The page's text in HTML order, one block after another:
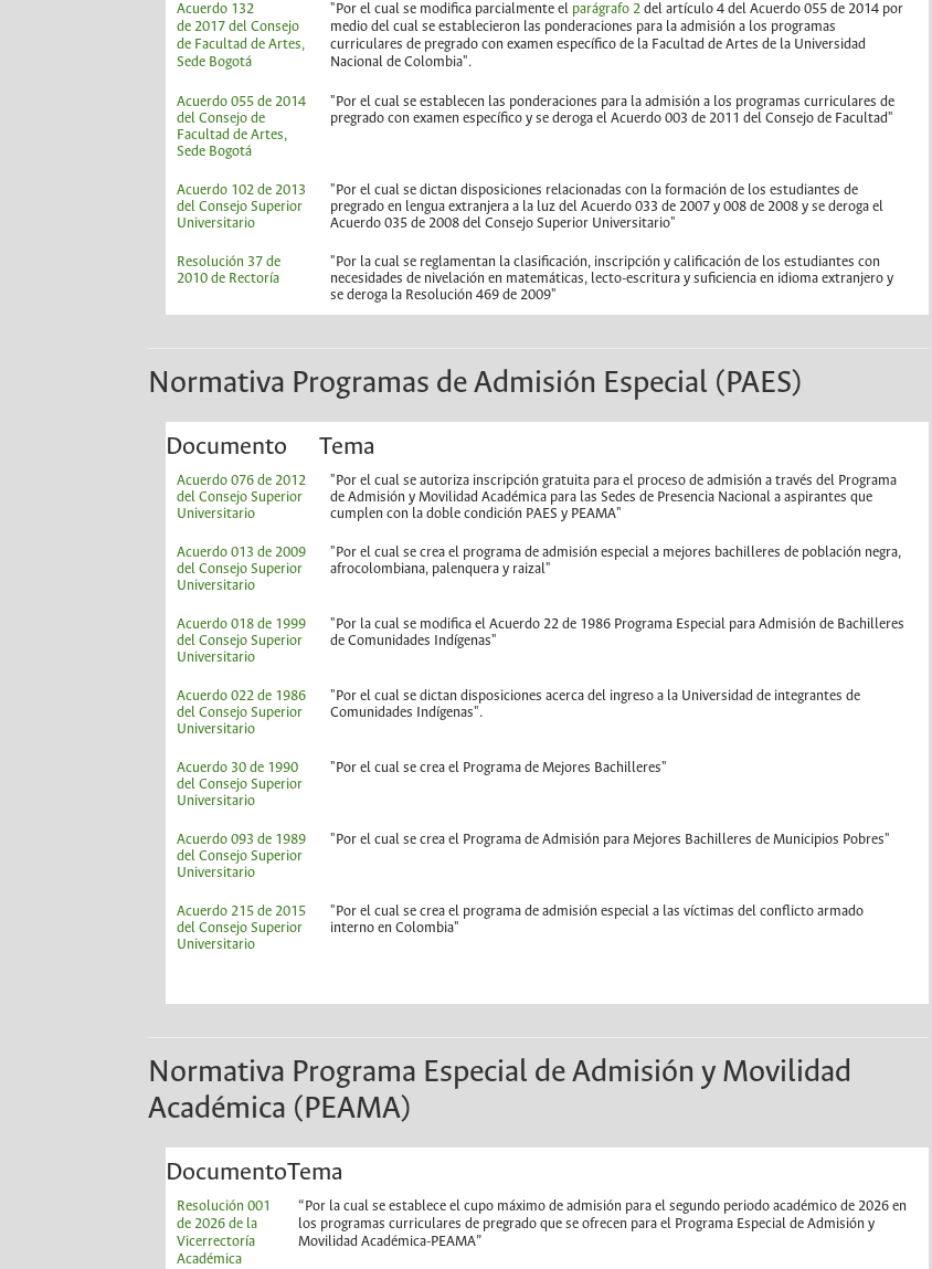
Acuerdo 132
de 2017 del Consejo
de Facultad de Artes,
Sede Bogotá
"Por el cual se modifica parcialmente el parágrafo 2del artículo 4 del Acuerdo 055 de 2014 por
medio del cual se establecieron las ponderaciones para la admisión a los programas
curriculares de pregrado con examen específico de la Facultad de Artes de la Universidad
Nacional de Colombia".
Acuerdo 055 de 2014
del Consejo de
Facultad de Artes,
Sede Bogotá
"Por el cual se establecen las ponderaciones para la admisión a los programas curriculares de
pregrado con examen específico y se deroga el Acuerdo 003 de 2011 del Consejo de Facultad"
Acuerdo 102 de 2013
del Consejo Superior
Universitario
"Por el cual se dictan disposiciones relacionadas con la formación de los estudiantes de
pregrado en lengua extranjera a la luz del Acuerdo 033 de 2007 y 008 de 2008 y se deroga el
Acuerdo 035 de 2008 del Consejo Superior Universitario"
Resolución 37 de
2010 de Rectoría
"Por la cual se reglamentan la clasificación, inscripción y calificación de los estudiantes con
necesidades de nivelación en matemáticas, lecto-escritura y suficiencia en idioma extranjero y
se deroga la Resolución 469 de 2009"
Normativa Programas de Admisión Especial (PAES)
Documento Tema
Acuerdo 076 de 2012
del Consejo Superior
Universitario
"Por el cual se autoriza inscripción gratuita para el proceso de admisión a través del Programa
de Admisión y Movilidad Académica para las Sedes de Presencia Nacional a aspirantes que
cumplen con la doble condición PAES y PEAMA"
Acuerdo 013 de 2009
del Consejo Superior
Universitario
"Por el cual se crea el programa de admisión especial a mejores bachilleres de población negra,
afrocolombiana, palenquera y raizal"
Acuerdo 018 de 1999
del Consejo Superior
Universitario
"Por la cual se modifica el Acuerdo 22 de 1986 Programa Especial para Admisión de Bachilleres
de Comunidades Indígenas"
Acuerdo 022 de 1986
del Consejo Superior
Universitario
"Por el cual se dictan disposiciones acerca del ingreso a la Universidad de integrantes de
Comunidades Indígenas".
Acuerdo 30 de 1990
del Consejo Superior
Universitario
"Por el cual se crea el Programa de Mejores Bachilleres"
Acuerdo 093 de 1989
del Consejo Superior
Universitario
"Por el cual se crea el Programa de Admisión para Mejores Bachilleres de Municipios Pobres"
Acuerdo 215 de 2015
del Consejo Superior
Universitario
"Por el cual se crea el programa de admisión especial a las víctimas del conflicto armado
interno en Colombia"
Normativa Programa Especial de Admisión y Movilidad
Académica (PEAMA)
DocumentoTema
Resolución 001
de 2026 de la
Vicerrectoría
Académica
“Por la cual se establece el cupo máximo de admisión para el segundo periodo académico de 2026 en
los programas curriculares de pregrado que se ofrecen para el Programa Especial de Admisión y
Movilidad Académica-PEAMA”